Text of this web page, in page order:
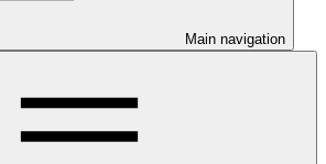
Main navigation